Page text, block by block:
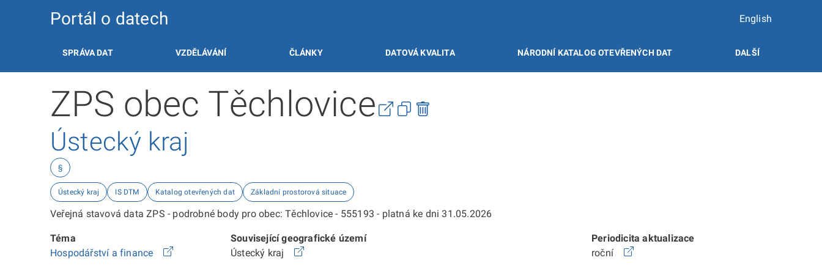
Portál o datech English
SPRÁVA DAT VZDĚLÁVÁNÍ ČLÁNKY DATOVÁ KVALITA NÁRODNÍ KATALOG OTEVŘENÝCH DAT DALŠÍ
ZPS obec Těchlovice
Ústecký kraj
§
Ústecký kraj IS DTM Katalog otevřených dat Základní prostorová situace
Veřejná stavová data ZPS - podrobné body pro obec: Těchlovice - 555193 - platná ke dni 31.05.2026
Téma
Hospodářství a finance
Související geografické území
Ústecký kraj
Periodicita aktualizace
roční